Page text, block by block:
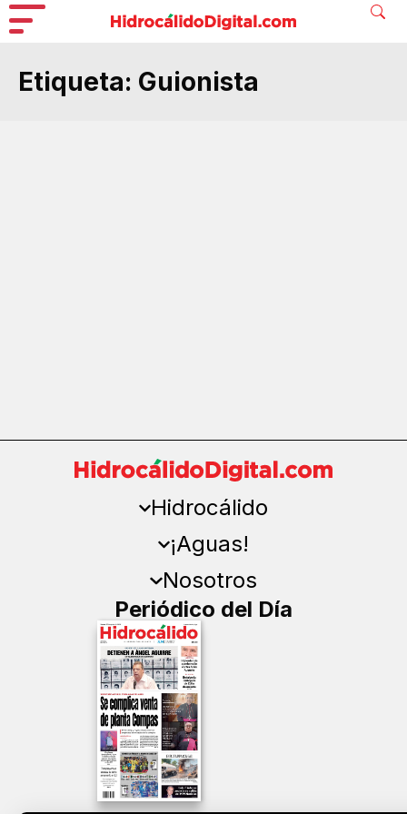
Etiqueta: Guionista
Hidrocálido
¡Aguas!
Nosotros
Periódico del Día